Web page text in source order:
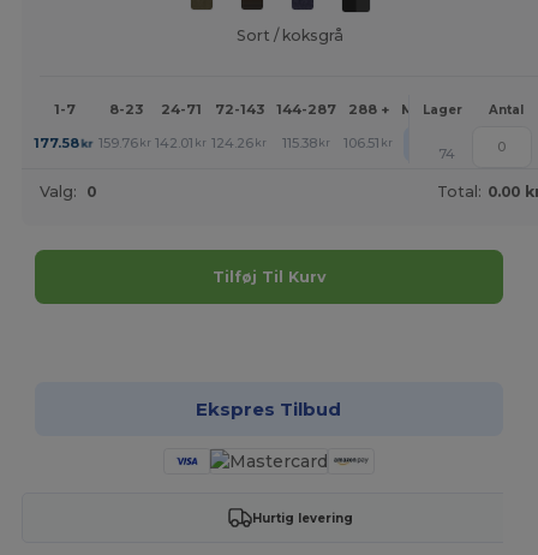
Sort / koksgrå
1-7 8-23 24-71 72-143 144-287 288 + MereLager Antal
177.58kr 159.76 kr 142.01 kr 124.26 kr 115.38 kr 106.51 kr
74
Valg: 0 Total: 0.00
Tilføj Til Kurv
Ekspres Tilbud
Hurtig levering